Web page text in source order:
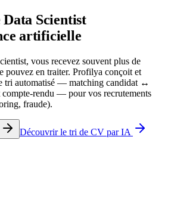
Data Scientist
artificielle
vous recevez souvent plus de
pouvez en traiter. Profilya conçoit et
tri automatisé — matching candidat ↔
rendu — pour vos recrutements
fraude).
Découvrir le tri de CV par IA